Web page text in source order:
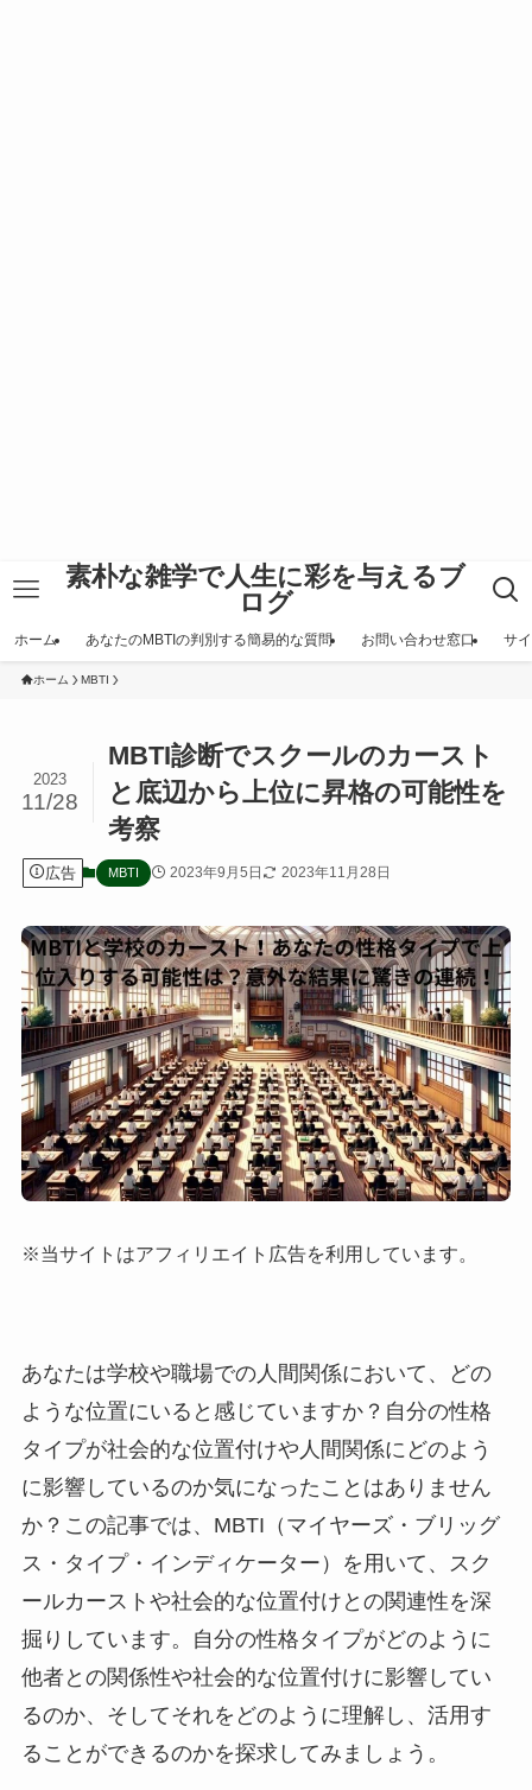
素朴な雑学で人生に彩を与えるブ
ログ
ホーム あなたのMBTIの判別する簡易的な質問 お問い合わせ窓口 サ
ホーム MBTI
MBTI診断でスクールのカースト
と底辺から上位に昇格の可能性を
考察
2023
11/28
広告 MBTI 2023年9月5日 2023年11月28日
※当サイトはアフィリエイト広告を利用しています。
あなたは学校や職場での人間関係において、どの
ような位置にいると感じていますか？自分の性格
タイプが社会的な位置付けや人間関係にどのよう
に影響しているのか気になったことはありません
か？この記事では、MBTI（マイヤーズ・ブリッグ
ス・タイプ・インディケーター）を用いて、スク
ールカーストや社会的な位置付けとの関連性を深
掘りしています。自分の性格タイプがどのように
他者との関係性や社会的な位置付けに影響してい
るのか、そしてそれをどのように理解し、活用す
ることができるのかを探求してみましょう。